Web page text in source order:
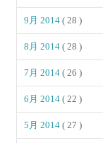
9月 2014( 28 )
8月 2014( 28 )
7月 2014( 26 )
6月 2014( 22 )
5月 2014( 27 )